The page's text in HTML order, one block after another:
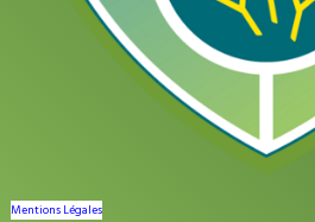
Mentions Légales